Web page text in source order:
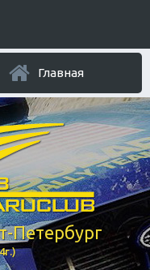
Петербург
Главная